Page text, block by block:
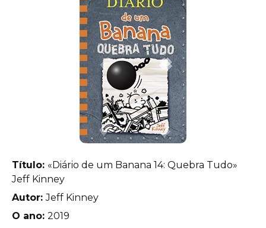
Título: «Diário de um Banana 14: Quebra Tudo»
Jeff Kinney
Autor:Jeff Kinney
O ano: 2019